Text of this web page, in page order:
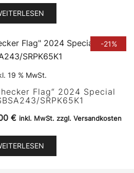
-21%
19 % MwSt.
Flag“ 2024 Special
SRPK65K1
€
€Aktueller
ist:
275,00 €.
inkl. MwSt. zzgl. Versandkosten